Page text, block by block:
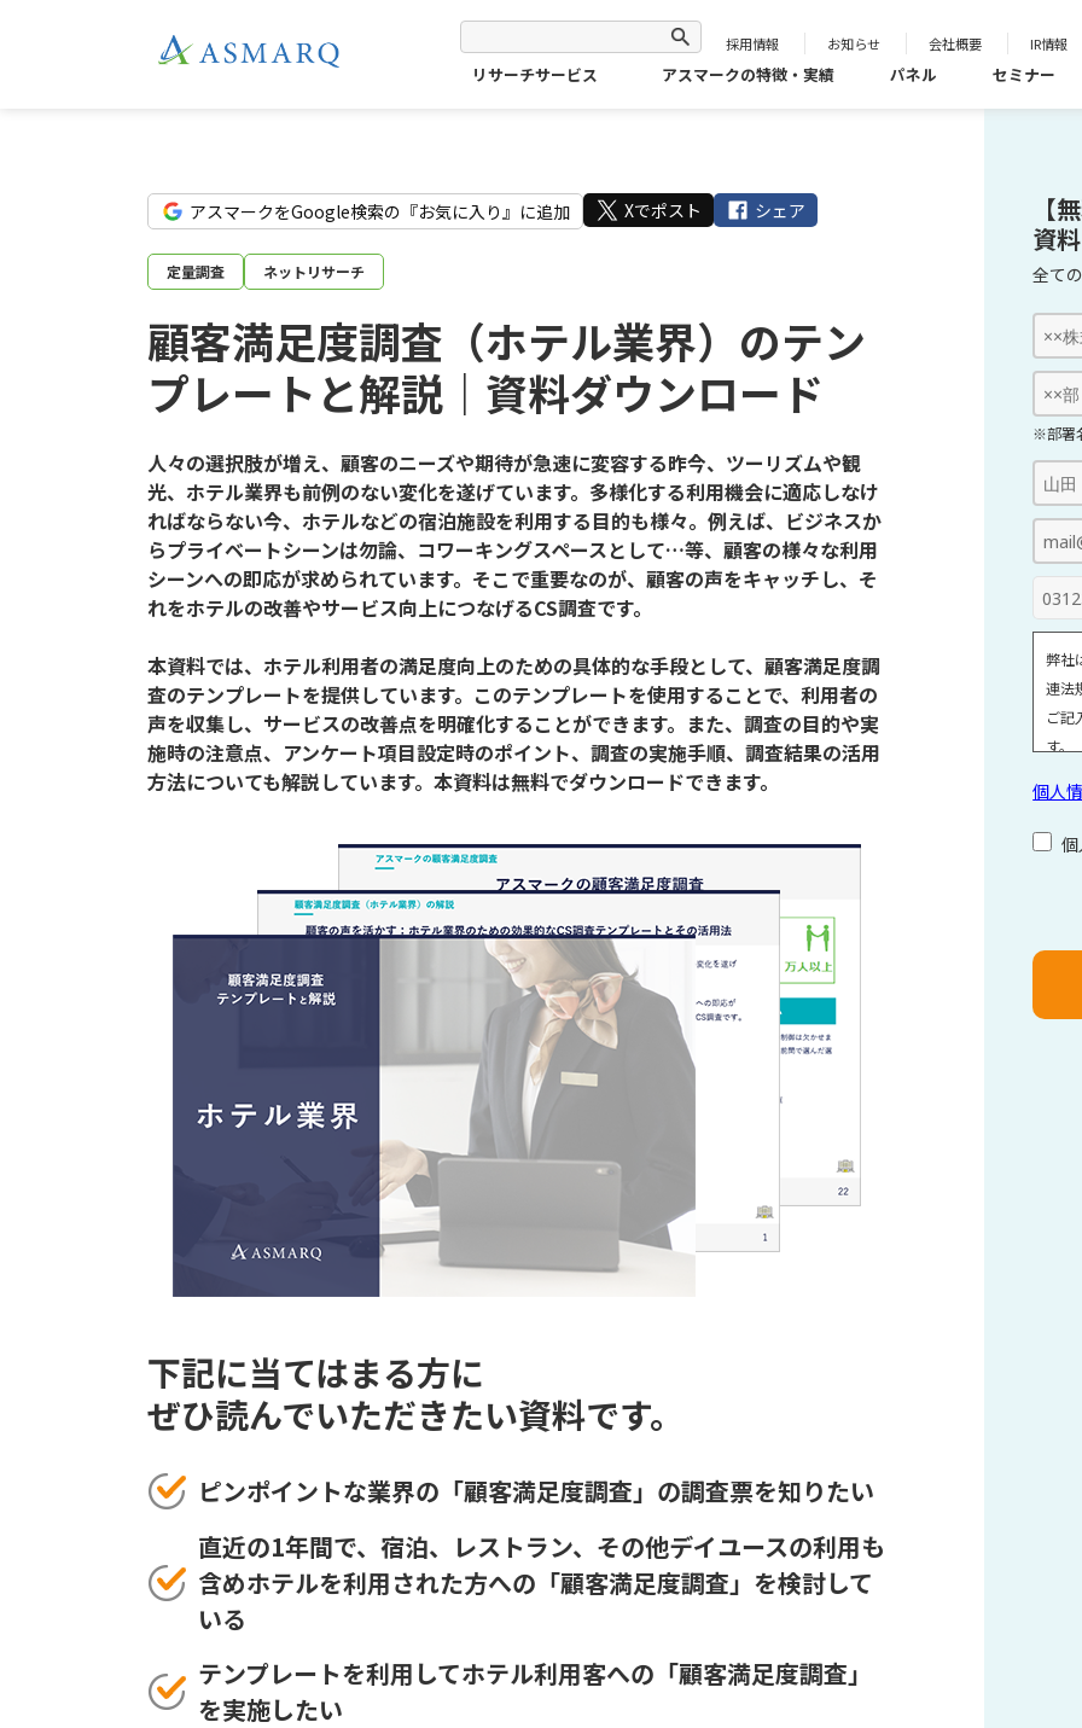
採用情報 お知らせ 会社概要 IR情報
リサーチサービス アスマークの特徴・実績 パネル セミナー
アスマークをGoogle検索の『お気に入り』に追加 Xでポスト シェア
定量調査 ネットリサーチ
顧客満足度調査（ホテル業界）のテン
プレートと解説｜資料ダウンロード
人々の選択肢が増え、顧客のニーズや期待が急速に変容する昨今、ツーリズムや観
光、ホテル業界も前例のない変化を遂げています。多様化する利用機会に適応しなけ
ればならない今、ホテルなどの宿泊施設を利用する目的も様々。例えば、ビジネスか
らプライベートシーンは勿論、コワーキングスペースとして…等、顧客の様々な利用
シーンへの即応が求められています。そこで重要なのが、顧客の声をキャッチし、そ
れをホテルの改善やサービス向上につなげるCS調査です。
本資料では、ホテル利用者の満足度向上のための具体的な手段として、顧客満足度調
査のテンプレートを提供しています。このテンプレートを使用することで、利用者の
声を収集し、サービスの改善点を明確化することができます。また、調査の目的や実
施時の注意点、アンケート項目設定時のポイント、調査の実施手順、調査結果の活用
方法についても解説しています。本資料は無料でダウンロードできます。
下記に当てはまる方に
ぜひ読んでいただきたい資料です。
ピンポイントな業界の「顧客満足度調査」の調査票を知りたい
直近の1年間で、宿泊、レストラン、その他デイユースの利用も
含めホテルを利用された方への「顧客満足度調査」を検討して
いる
テンプレートを利用してホテル利用客への「顧客満足度調査」
を実施したい
【
資
全て
※部署
弊社
連法
ご記
す。
注、
・取
個人
フ
ー